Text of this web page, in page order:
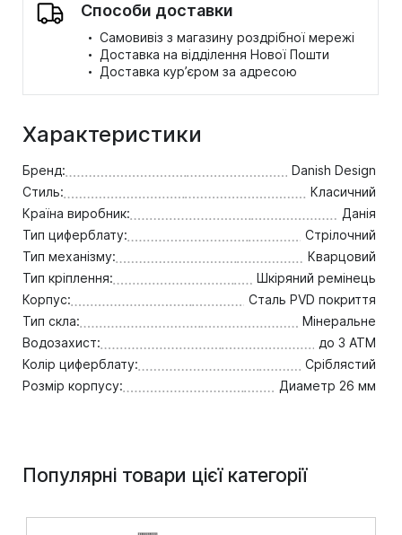
Способи доставки
· Самовивіз з магазину роздрібної мережі
· Доставка на відділення Нової Пошти
· Доставка кур’єром за адресою
Характеристики
Бренд:
Danish Design
Стиль:
Класичний
Країна виробник:
Данія
Тип циферблату:
Стрілочний
Тип механізму:
Кварцовий
Тип кріплення:
Шкіряний ремінець
Корпус:
Сталь PVD покриття
Тип скла:
Мінеральне
Водозахист:
до 3 ATM
Колір циферблату:
Сріблястий
Розмір корпусу:
Диаметр 26 мм
Популярні товари цієї категорії